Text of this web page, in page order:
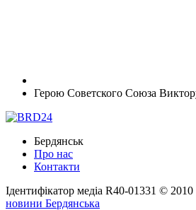
Герою Советского Союза
Бердянськ
Про нас
Контакти
Ідентифікатор медіа R40-01331 © 2010
новини Бердянська